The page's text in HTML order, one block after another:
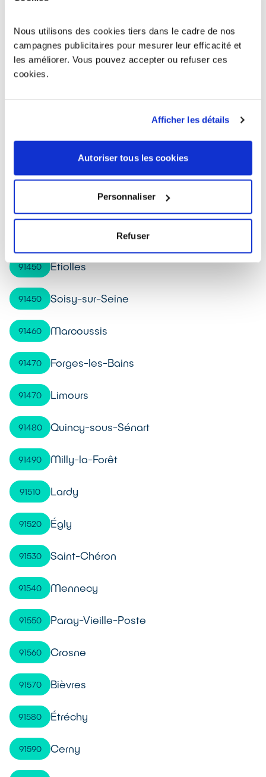
Nous utilisons des cookies tiers dans le cadre de nos
campagnes publicitaires pour mesurer leur efficacité et
les améliorer. Vous pouvez accepter ou refuser ces
cookies.
Afficher les détails
Autoriser tous les cookies
Personnaliser
Refuser
91390 Morsang-sur-Orge
91400
Dourdan
Bures-sur-Yvette
91450 Étiolles
91450 Soisy-sur-Seine
91460 Marcoussis
91470 Forges-les-Bains
91470 Limours
91480 Quincy-sous-Sénart
91490 Milly-la-Forêt
91510 Lardy
91520 Égly
91530 Saint-Chéron
91540 Mennecy
91550 Paray-Vieille-Poste
91560 Crosne
91570 Bièvres
91580 Étréchy
91590 Cerny